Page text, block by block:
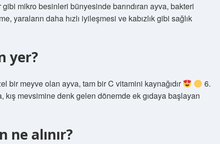
mikro besinleri bünyesinde barındıran ayva, bakteri
yaraların daha hızlı iyileşmesi ve kabızlık gibi sağlık
yer?
bir meyve olan ayva, tam bir C vitamini kaynağıdır
6.
mevsimine denk gelen dönemde ek gıdaya başlayan
ne alınır?